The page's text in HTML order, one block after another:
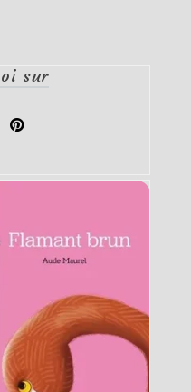
sur